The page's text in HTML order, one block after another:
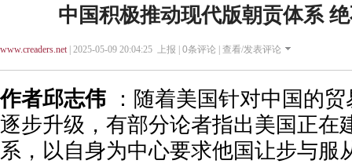
中国积极推动现代版朝贡体系
www.creaders.net| 2025-05-09 20:04:25 上报 | 0条评论 | 查看/发表评论
作者邱志伟 ：随着美国针对中国的
逐步升级，有部分论者指出美国正在
系，以自身为中心要求他国让步与服